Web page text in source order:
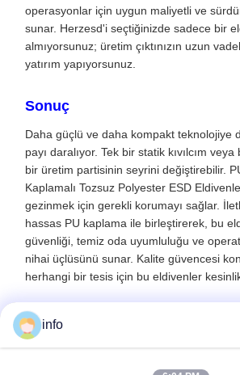
operasyonlar için uygun maliyetli ve
sunar. Herzesd'i seçtiğinizde sadece bir
almıyorsunuz; üretim çıktınızın uzun
yatırım yapıyorsunuz.
Sonuç
Daha güçlü ve daha kompakt teknolojiye
payı daralıyor. Tek bir statik kıvılcım
bir üretim partisinin seyrini değiştirebilir.
Kaplamalı Tozsuz Polyester ESD
gezinmek için gerekli korumayı sağlar.
hassas PU kaplama ile birleştirerek, bu
güvenliği, temiz oda uyumluluğu ve
nihai üçlüsünü sunar. Kalite güvencesi
herhangi bir tesis için bu eldivenler
Recommended Products
info